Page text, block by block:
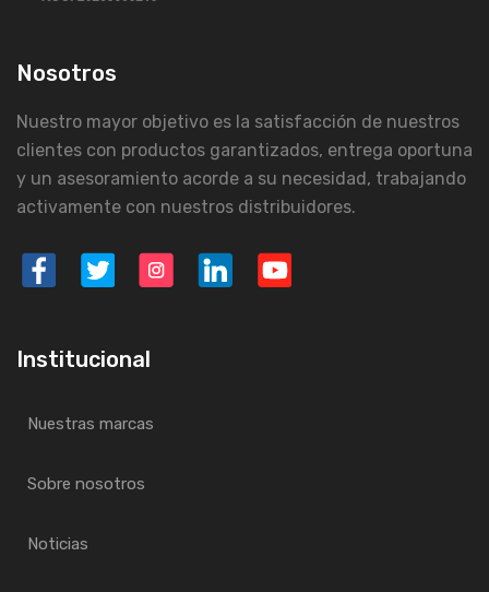
Nosotros
Nuestro mayor objetivo es la satisfacción de nuestros
clientes con productos garantizados, entrega oportuna
y un asesoramiento acorde a su necesidad, trabajando
activamente con nuestros distribuidores.
Institucional
Nuestras marcas
Sobre nosotros
Noticias